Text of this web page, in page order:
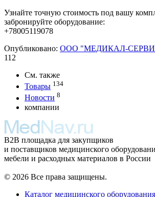
Узнайте точную стоимость под вашу
забронируйте оборудование:
+78005119078
Опубликовано: ООО "МЕДИКАЛ-
112
См. также
Товары 134
Новости 8
компании
B2B площадка для закупщиков
и поставщиков медицинского
мебели и расходных материалов в России
© 2026 Все права защищены.
Каталог медицинского оборудования